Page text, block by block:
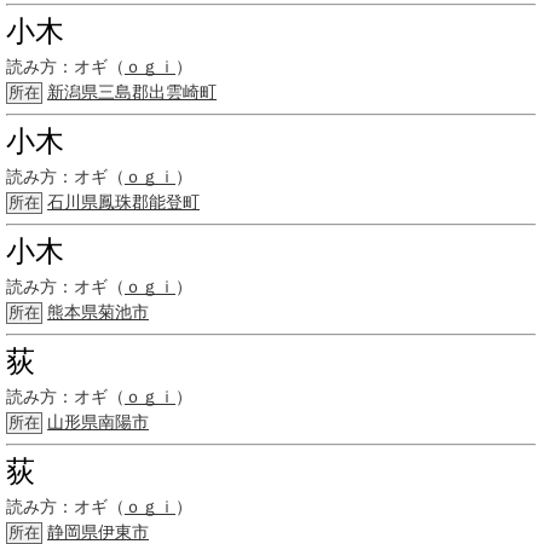
小木
読み方： オギ（ ｏｇｉ ）
所在 新潟県三島郡出雲崎町
小木
読み方： オギ（ ｏｇｉ ）
所在 石川県鳳珠郡能登町
小木
読み方： オギ（ ｏｇｉ ）
所在 熊本県菊池市
荻
読み方： オギ（ ｏｇｉ ）
所在 山形県南陽市
荻
読み方： オギ（ ｏｇｉ ）
所在 静岡県伊東市